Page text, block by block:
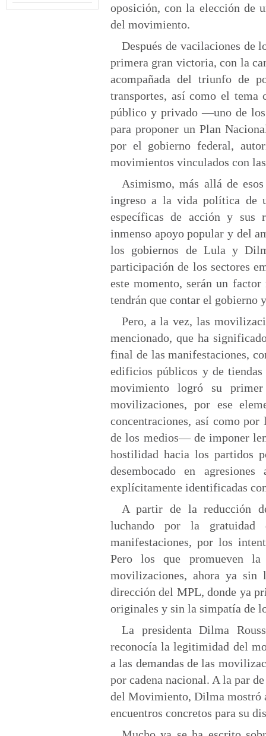
oposición, con la elección de
del movimiento.
Después de vacilaciones de
primera gran victoria, con la
acompañada del triunfo de
transportes, así como el
público y privado —uno de los
para proponer un Plan
por el gobierno federal,
movimientos vinculados con
Asimismo, más allá de
ingreso a la vida política de
específicas de acción y sus
inmenso apoyo popular y del
los gobiernos de Lula y
participación de los sectores
este momento, serán un
tendrán que contar el gobierno
Pero, a la vez, las
mencionado, que ha
final de las manifestaciones,
edificios públicos y de
movimiento logró su
movilizaciones, por ese
concentraciones, así como
de los medios— de imponer
hostilidad hacia los partidos
desembocado en
explícitamente identificadas
A partir de la reducción
luchando por la gratuidad
manifestaciones, por los
Pero los que promueven
movilizaciones, ahora ya sin
dirección del MPL, donde ya
originales y sin la simpatía de
La presidenta Dilma
reconocía la legitimidad del
a las demandas de las
por cadena nacional. A la par
del Movimiento, Dilma mostró
encuentros concretos para su